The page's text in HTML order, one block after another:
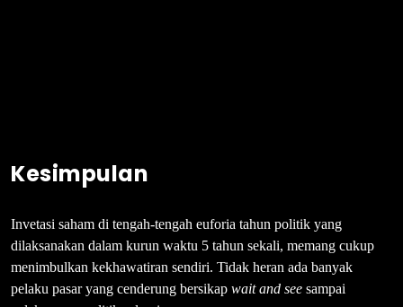
Kesimpulan
Invetasi saham di tengah-tengah euforia tahun politik yang
dilaksanakan dalam kurun waktu 5 tahun sekali, memang cukup
menimbulkan kekhawatiran sendiri. Tidak heran ada banyak
pelaku pasar yang cenderung bersikap wait and see sampai